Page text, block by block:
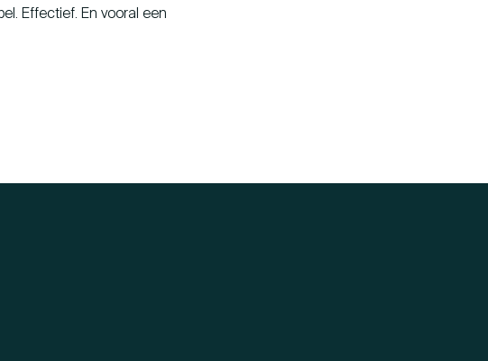
Effectief. En vooral een